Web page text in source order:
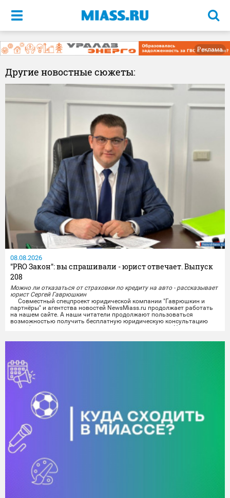
Меню
Реклама
Другие новостные сюжеты:
08.08.2026
"PRO Закон": вы спрашивали - юрист отвечает. Выпуск
208
Можно ли отказаться от страховки по кредиту на авто - рассказывает
юрист Сергей Гаврюшкин
Совместный спецпроект юридической компании "Гаврюшкин и
партнёры" и агентства новостей NewsMiass.ru продолжает работать
на нашем сайте. А наши читатели продолжают пользоваться
возможностью получить бесплатную юридическую консультацию
квалифицированного специалиста не выходя из дома. На вопросы
Все поступившие на сегодняшний день вопросы уже проработаны,